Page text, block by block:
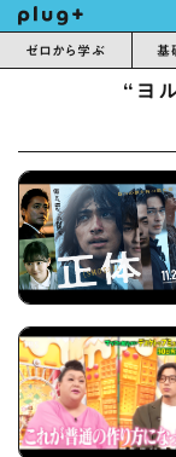
ゼロから学ぶ 基
“ヨ